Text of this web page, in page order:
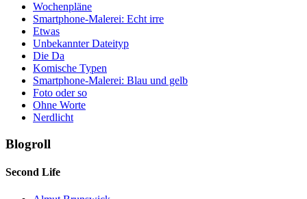
Wochenpläne
Smartphone-Malerei: Echt irre
Etwas
Unbekannter Dateityp
Die Da
Komische Typen
Smartphone-Malerei: Blau und gelb
Foto oder so
Ohne Worte
Nerdlicht
Blogroll
Second Life